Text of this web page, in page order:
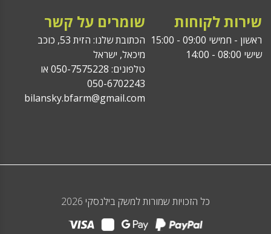
שירות לקוחות
ראשון - חמישי 09:00 - 15:00
שישי 08:00 - 14:00
שומרים על קשר
הכתובת שלנו: הזית 53, כוכב
מיכאל, ישראל
טלפונים: 050-7575228 או
050-6702243
bilansky.bfarm@gmail.com
כל הזכויות שמורות למשק בילנסקי 2026